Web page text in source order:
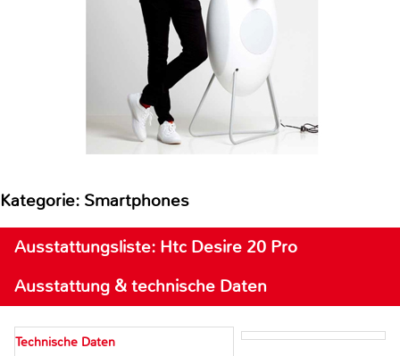
Kategorie: Smartphones
Ausstattungsliste: Htc Desire 20 Pro
Ausstattung & technische Daten
Technische Daten